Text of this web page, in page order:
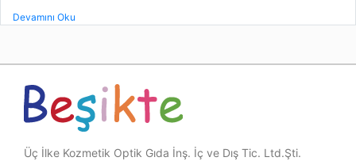
Devamını Oku
Üç İlke Kozmetik Optik Gıda İnş. İç ve Dış Tic. Ltd.Şti.